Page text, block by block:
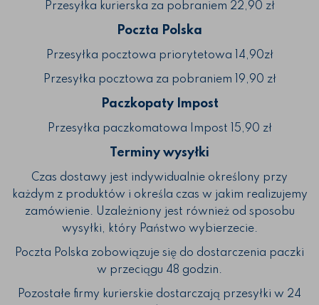
Przesyłka kurierska za pobraniem 22,90 zł
Poczta Polska
Przesyłka pocztowa priorytetowa 14,90zł
Przesyłka pocztowa za pobraniem 19,90 zł
Paczkopaty Impost
Przesyłka paczkomatowa Impost 15,90 zł
Terminy wysyłki
Czas dostawy jest indywidualnie określony przy
każdym z produktów i określa czas w jakim realizujemy
zamówienie. Uzależniony jest również od sposobu
wysyłki, który Państwo wybierzecie.
Poczta Polska zobowiązuje się do dostarczenia paczki
w przeciągu 48 godzin.
Pozostałe firmy kurierskie dostarczają przesyłki w 24